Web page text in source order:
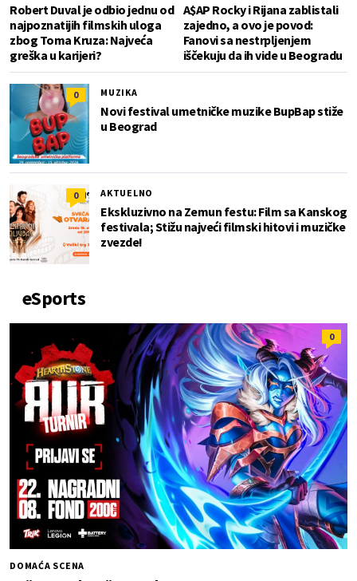
Robert Duval je odbio jednu od
najpoznatijih filmskih uloga
zbog Toma Kruza: Najveća
greška u karijeri?
A$AP Rocky i Rijana zablistali
zajedno, a ovo je povod:
Fanovi sa nestrpljenjem
iščekuju da ih vide u Beogradu
0 MUZIKA
Novi festival umetničke muzike BupBap stiže
u Beograd
0 AKTUELNO
Ekskluzivno na Zemun festu: Film sa Kanskog
festivala; Stižu najveći filmski hitovi i muzičke
zvezde!
eSports
0
DOMAĆA SCENA